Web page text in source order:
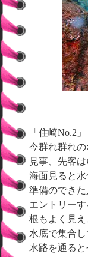
「住崎No.2」
今群れ群れの
見事、先客は
海面見ると水
準備のできた
エントリーす
根もよく見え
水底で集合し
水路を通る